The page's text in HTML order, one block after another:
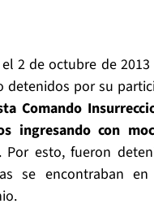
2 de octubre de 2013
detenidos por su
Comando
ingresando con
esto, fueron
se encontraban en